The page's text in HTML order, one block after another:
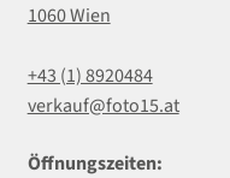
1060 Wien
+43 (1) 8920484
verkauf@foto15.at
Öffnungszeiten: